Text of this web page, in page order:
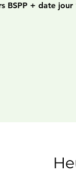
BSPP + date jour